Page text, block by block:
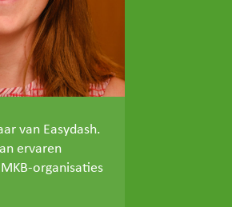
van Easydash.
ervaren
organisaties